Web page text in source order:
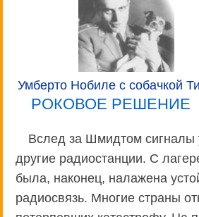
Умберто Нобиле с собачкой
РОКОВОЕ РЕШЕНИЕ
Вслед за Шмидтом
другие радиостанции. С
была, наконец, налажена
радиосвязь. Многие страны